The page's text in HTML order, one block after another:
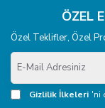
ÖZEL
Özel Teklifler, Özel
E-
Mail
Adresiniz
Gizlilik İlkeleri 'ni